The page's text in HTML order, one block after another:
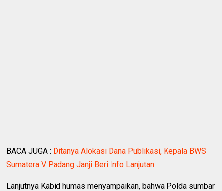
BACA JUGA : Ditanya Alokasi Dana Publikasi, Kepala BWS
Sumatera V Padang Janji Beri Info Lanjutan
Lanjutnya Kabid humas menyampaikan, bahwa Polda sumbar